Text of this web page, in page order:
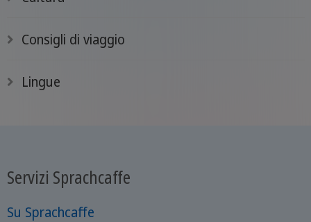
Consigli di viaggio
Lingue
Servizi Sprachcaffe
Su Sprachcaffe